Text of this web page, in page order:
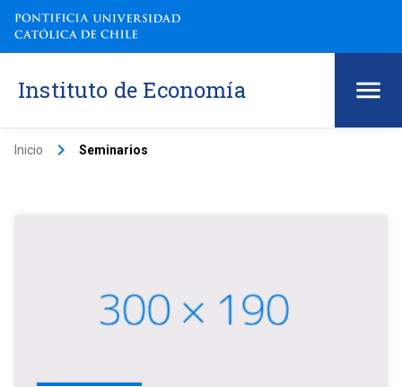
Instituto de Economía
Inicio keyboard_arrow_right Seminarios